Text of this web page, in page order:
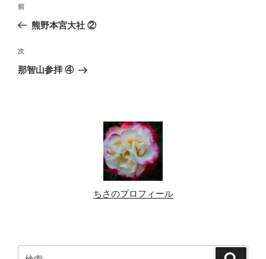
ビ
ゲ
前
の
稿
前
熊野本宮大社 ②
次
の
次
那智山参拝 ④
ちさのプロフィール